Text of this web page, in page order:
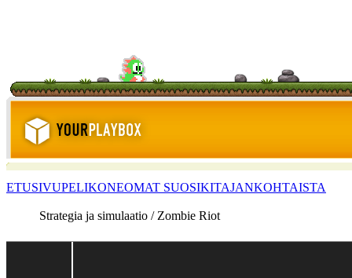
ETUSIVUPELIKONEOMAT SUOSIKITAJANKOHTAISTA
Strategia ja simulaatio / Zombie Riot